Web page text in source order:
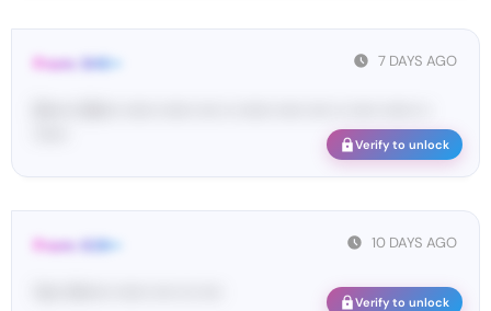
7 DAYS AGO
From: SHE••
Verify to unlock
10 DAYS AGO
From: 628••
Verify to unlock